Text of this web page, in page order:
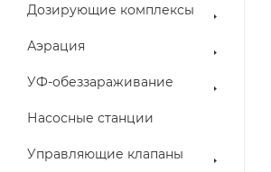
Дозирующие комплексы
Аэрация
УФ-обеззараживание
Насосные станции
Управляющие клапаны